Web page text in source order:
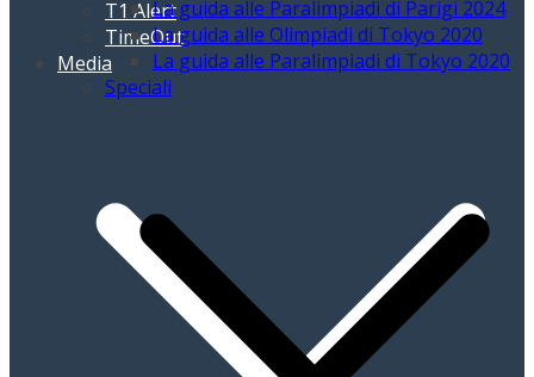
T1 Alert
TimeOut
Media
La guida alle Paralimpiadi di Parigi 2024
La guida alle Olimpiadi di Tokyo 2020
La guida alle Paralimpiadi di Tokyo 2020
Speciali